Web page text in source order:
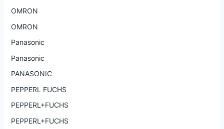
OMRON
OMRON
Panasonic
Panasonic
PANASONIC
PEPPERL FUCHS
PEPPERL+FUCHS
PEPPERL+FUCHS